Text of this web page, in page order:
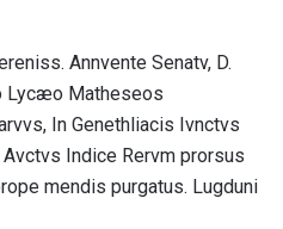
Annvente Senatv, D.
Lycæo Matheseos
In Genethliacis Ivnctvs
Indice Rervm prorsus
mendis purgatus. Lugduni